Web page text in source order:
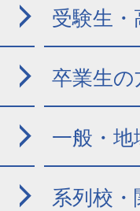
受験生
卒業生の
一般・地
系列校